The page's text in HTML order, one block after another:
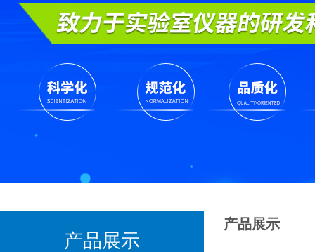
产品展示
产品展示